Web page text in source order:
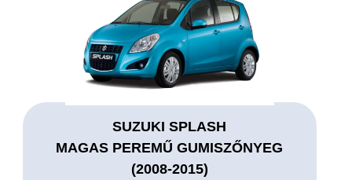
SUZUKI SPLASH
MAGAS PEREMŰ GUMISZŐNYEG
(2008-2015)